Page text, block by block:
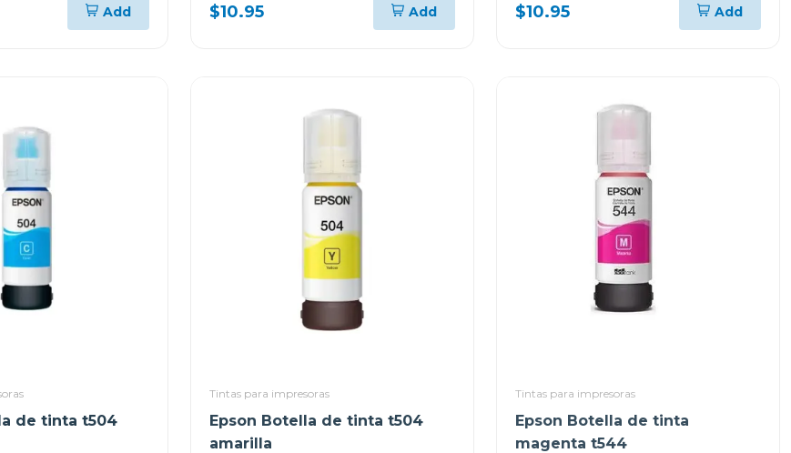
Add $10.95 Add $10.95 Add
de tinta t504
Tintas para impresoras
Epson Botella de tinta t504
amarilla
Tintas para impresoras
Epson Botella de tinta
magenta t544